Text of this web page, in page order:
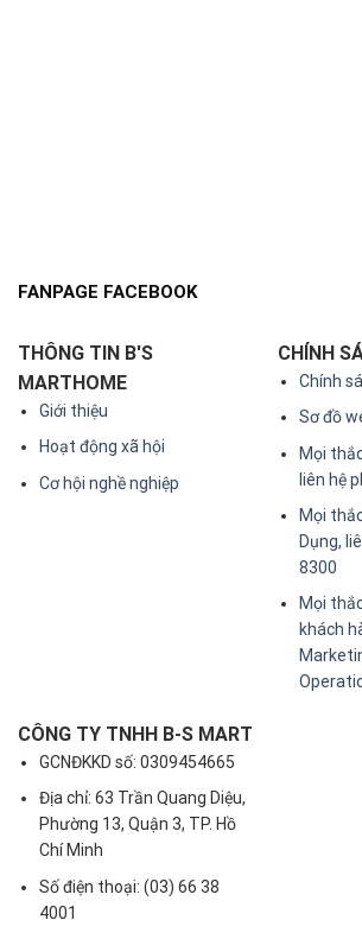
FANPAGE FACEBOOK
THÔNG TIN B'S
MARTHOME
Giới thiệu
Hoạt động xã hội
Cơ hội nghề nghiệp
CHÍNH
Chính
Sơ đồ
Mọi
liên hệ
Mọi
Dụng,
8300
Mọi
khách
CÔNG TY TNHH B-S MART
GCNĐKKD số: 0309454665
Địa chỉ: 63 Trần Quang Diệu,
Phường 13, Quận 3, TP. Hồ
Chí Minh
Số điện thoại: (03) 66 38
4001